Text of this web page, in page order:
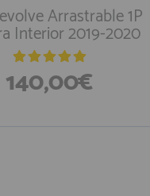
Arrastrable 1P
Interior 2019-2020
140,00€